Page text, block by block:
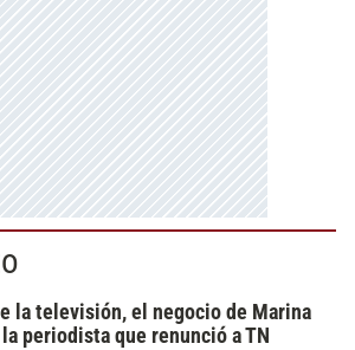
la televisión, el negocio de Marina
periodista que renunció a TN